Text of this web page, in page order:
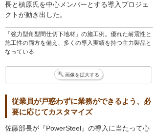
「強力型角型間仕切下地材」の施工例。優れた耐震性と
施工性の両方を備え、多くの導入実績を持つ主力製品と
なっている
長と槙原氏を中心メンバーとする導入プロジェ
クトが動き出した。
画像を拡大する
従業員が戸惑わずに業務ができるよう、必
要に応じてカスタマイズ
佐藤部長が『PowerSteel』の導入に当たって心